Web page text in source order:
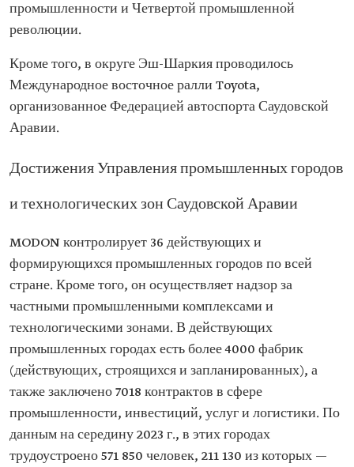
промышленности и Четвертой промышленной
революции.
Кроме того, в округе Эш-Шаркия проводилось
Международное восточное ралли Toyota,
организованное Федерацией автоспорта Саудовской
Аравии.
Достижения Управления промышленных городов
и технологических зон Саудовской Аравии
MODON контролирует 36 действующих и
формирующихся промышленных городов по всей
стране. Кроме того, он осуществляет надзор за
частными промышленными комплексами и
технологическими зонами. В действующих
промышленных городах есть более 4000 фабрик
(действующих, строящихся и запланированных), а
также заключено 7018 контрактов в сфере
промышленности, инвестиций, услуг и логистики. По
данным на середину 2023 г., в этих городах
трудоустроено 571 850 человек, 211 130 из которых —